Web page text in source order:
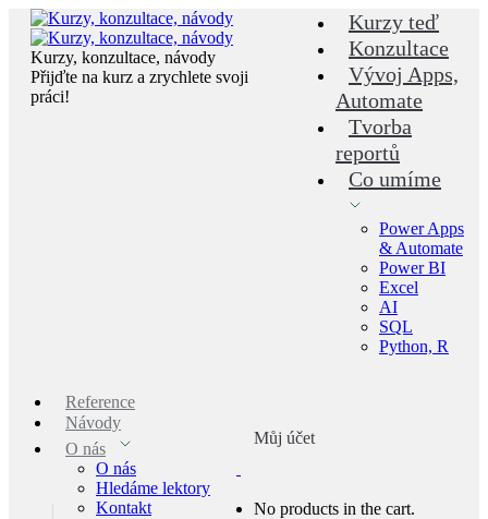
Skip
content
Kurzy, konzultace, návody
Přijďte na kurz a zrychlete svoji
práci!
Kurzy teď
Konzultace
Vývoj Apps,
Automate
Tvorba
reportů
Co umíme
Power Apps
& Automate
Power BI
Excel
AI
SQL
Python, R
Reference
Návody
O nás
O nás
Hledáme lektory
Kontakt
Můj účet
No products in the cart.